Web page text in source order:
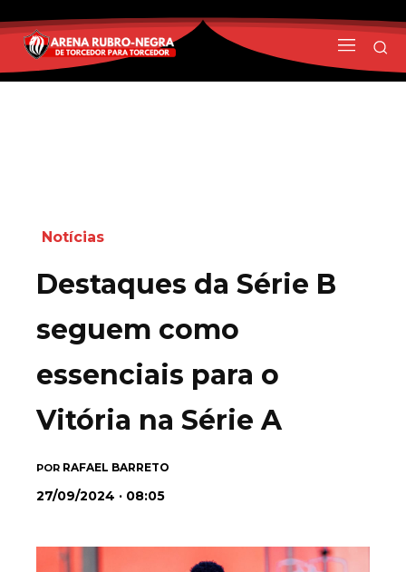
Notícias
Destaques da Série B
seguem como
essenciais para o
Vitória na Série A
POR RAFAEL BARRETO
27/09/2024 · 08:05